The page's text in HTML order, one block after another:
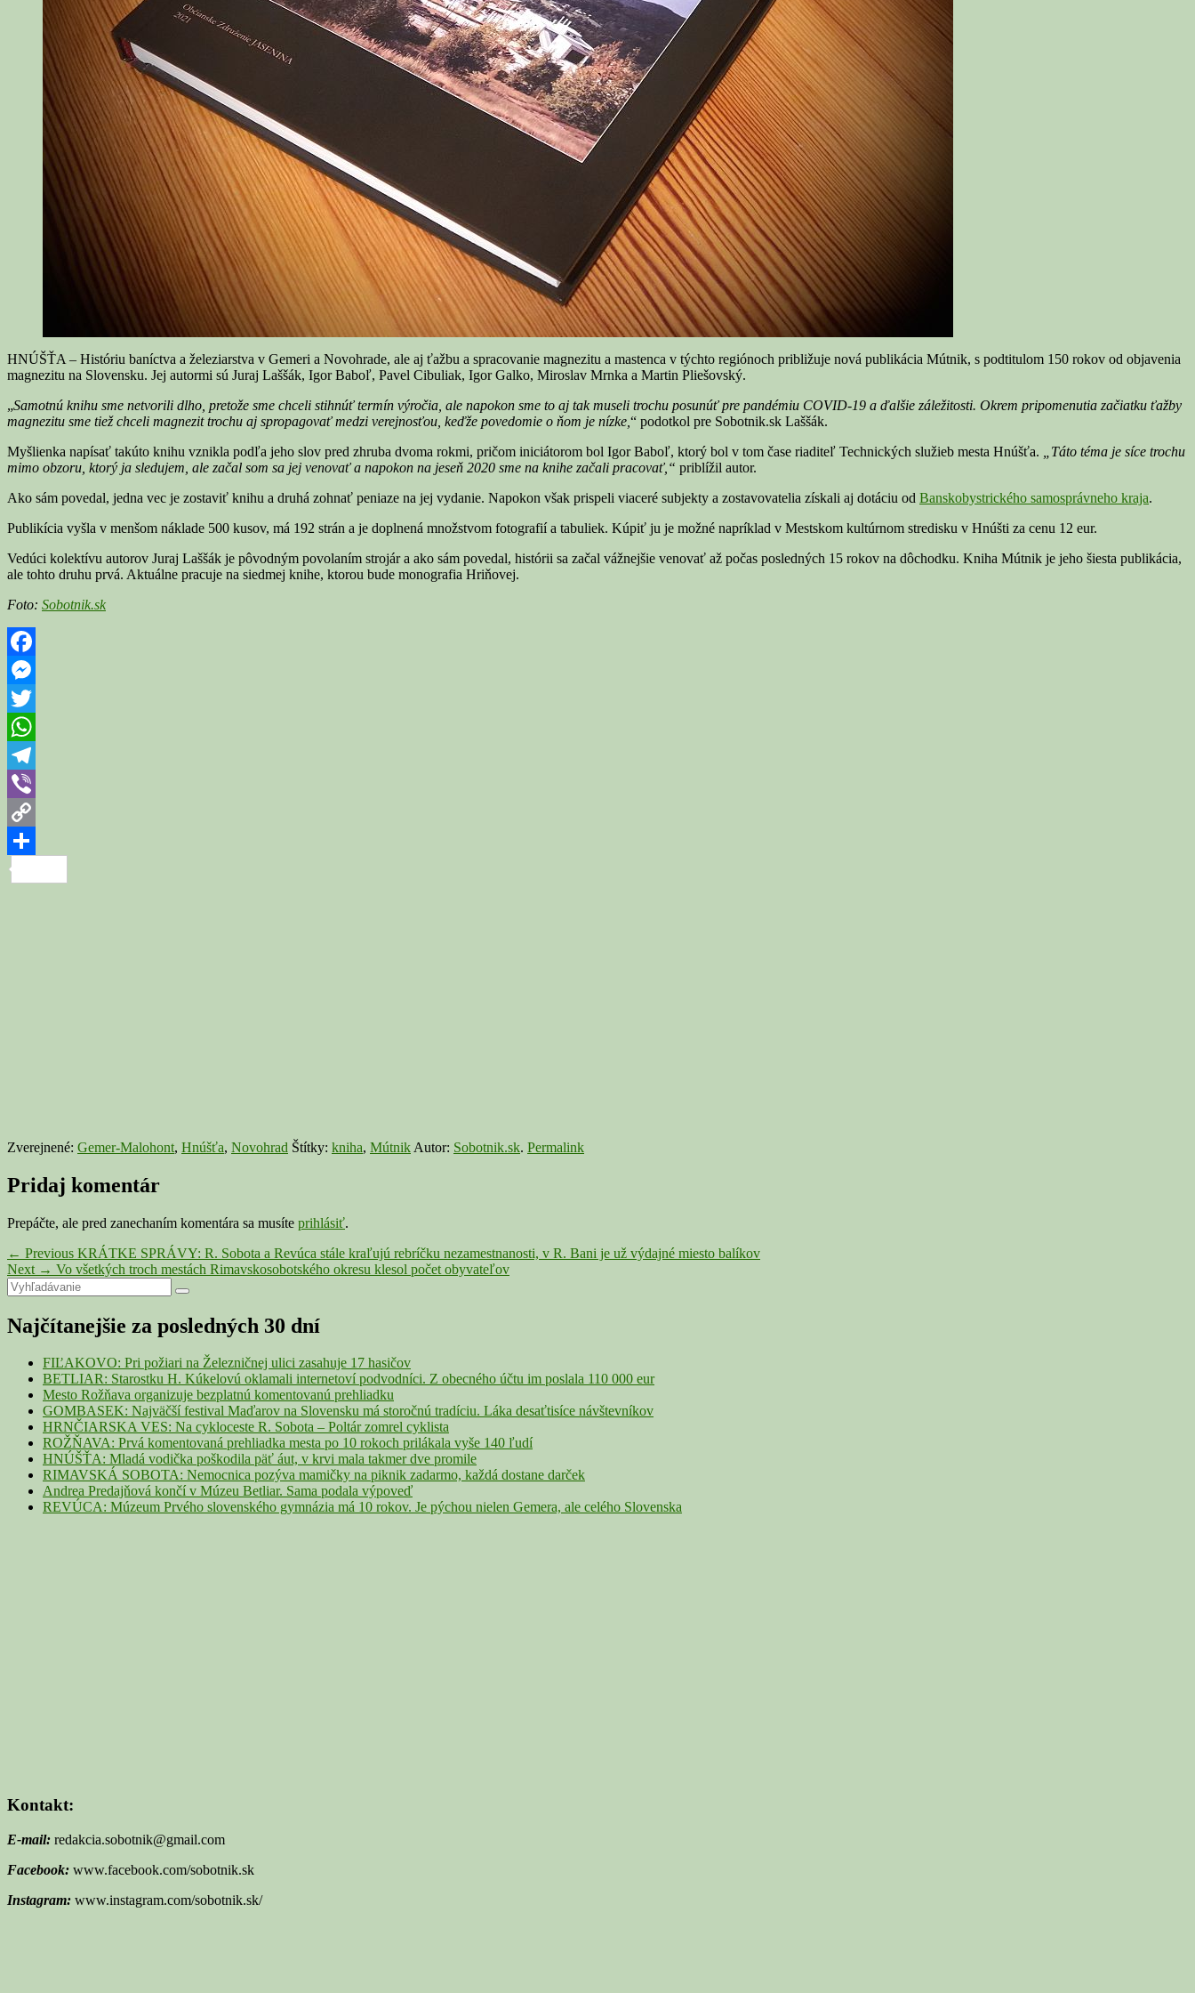
HNÚŠŤA – Históriu baníctva a železiarstva v Gemeri a Novohrade, ale aj ťažbu a spracovanie magnezitu a mastenca v týchto regiónoch približuje nová publikácia Mútnik, s podtitulom 150 rokov od objavenia
magnezitu na Slovensku. Jej autormi sú Juraj Laššák, Igor Baboľ, Pavel Cibuliak, Igor Galko, Miroslav Mrnka a Martin Pliešovský.
„Samotnú knihu sme netvorili dlho, pretože sme chceli stihnúť termín výročia, ale napokon sme to aj tak museli trochu posunúť pre pandémiu COVID-19 a ďalšie záležitosti. Okrem pripomenutia začiatku ťažby
magnezitu sme tiežchceli magnezit trochu aj spropagovať medzi verejnosťou, keďže povedomie o ňom je nízke, “ podotkol pre Sobotnik.sk Laššák.
Myšlienka napísať takúto knihu vznikla podľa jeho slov pred zhruba dvoma rokmi, pričom iniciátorom bol Igor Baboľ, ktorý bol v tom čase riaditeľ Technických služieb mesta Hnúšťa.
„Táto téma je síce trochu
mimo obzoru, ktorý ja sledujem, ale začal som sa jej venovať a napokon na jeseň 2020 sme na knihe začali pracovať,“ priblížil autor.
Ako sám povedal, jedna vec je zostaviť knihu a druhá zohnať peniaze na jej vydanie. Napokon však prispeli viaceré subjekty a zostavovatelia získali aj dotáciu od Banskobystrického samosprávneho kraja.
Publikícia vyšla v menšom náklade 500 kusov, má 192 strán a je doplnená množstvom fotografií a tabuliek. Kúpiť ju je možné napríklad v Mestskom kultúrnom stredisku v Hnúšti za cenu 12 eur.
Vedúci kolektívu autorov Juraj Laššák je pôvodným povolaním strojár a ako sám povedal, histórii sa začal vážnejšie venovať až počas posledných 15 rokov na dôchodku. Kniha Mútnik je jeho šiesta publikácia,
ale tohto druhu prvá. Aktuálne pracuje na siedmej knihe, ktorou bude monografia Hriňovej.
Foto: Sobotnik.sk
Facebook
Messenger
Twitter
WhatsApp
Telegram
Viber
Copy
Link
Zverejnené: Gemer-Malohont, Hnúšťa, Novohrad Štítky: kniha, Mútnik Autor: Sobotnik.sk. Permalink
Pridaj komentár
Prepáčte, ale pred zanechaním komentára sa musíte prihlásiť.
Navigácia
v
článku
← Previous Previous
post:
KRÁTKE SPRÁVY: R. Sobota a Revúca stále kraľujú rebríčku nezamestnanosti, v R. Bani je už výdajné miesto balíkov
Next → Next
post:
Vo všetkých troch mestách Rimavskosobotského okresu klesol počet obyvateľov
Primary
Sidebar
Widget
Area
Search
for:
Search
Najčítanejšie za posledných 30 dní
FIĽAKOVO: Pri požiari na Železničnej ulici zasahuje 17 hasičov
BETLIAR: Starostku H. Kúkelovú oklamali internetoví podvodníci. Z obecného účtu im poslala 110 000 eur
Mesto Rožňava organizuje bezplatnú komentovanú prehliadku
GOMBASEK: Najväčší festival Maďarov na Slovensku má storočnú tradíciu. Láka desaťtisíce návštevníkov
HRNČIARSKA VES: Na cykloceste R. Sobota – Poltár zomrel cyklista
ROŽŇAVA: Prvá komentovaná prehliadka mesta po 10 rokoch prilákala vyše 140 ľudí
HNÚŠŤA: Mladá vodička poškodila päť áut, v krvi mala takmer dve promile
RIMAVSKÁ SOBOTA: Nemocnica pozýva mamičky na piknik zadarmo, každá dostane darček
Andrea Predajňová končí v Múzeu Betliar. Sama podala výpoveď
REVÚCA: Múzeum Prvého slovenského gymnázia má 10 rokov. Je pýchou nielen Gemera, ale celého Slovenska
Kontakt:
E-mail: redakcia.sobotnik@gmail.com
Facebook: www.facebook.com/sobotnik.sk
Instagram: www.instagram.com/sobotnik.sk/